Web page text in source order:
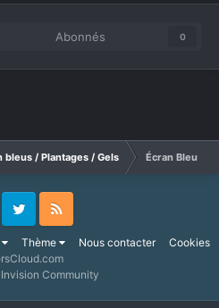
Abonnés 0
bleus / Plantages / Gels Écran Bleu
Thème Nous contacter Cookies
Twitter RSS
Community